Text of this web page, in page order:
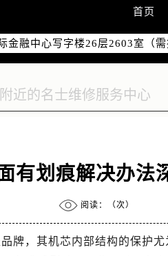
首页
国际中心写字楼D座11层1102
金融中心写字楼26层2603室（
字楼2座37层3705室（需提前预
）南京中心写字楼22层C1-1室（
媒中心写字楼5号楼10层1008室
IFC国际金融中心写字楼35层
城写字楼1号楼16层1604室（需
务中心东塔写字楼（华润万象城
广场办公楼20层2009室（需提
写字楼A座5层503-5室（需提
达广场写字楼4号楼22层2209室
有划痕解决办法
阅读：（次）
牌，其机芯内部结构的保护